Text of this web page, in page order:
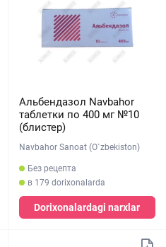
Альбендазол Navbahor
таблетки по 400 мг №10
(блистер)
Navbahor Sanoat (O`zbekiston)
Без рецепта
в 179 dorixonalarda
Dorixonalardagi narxlar